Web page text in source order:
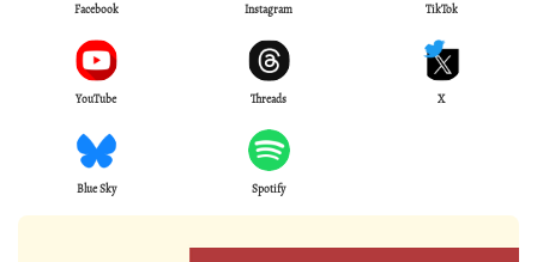
Facebook Instagram TikTok
YouTube Threads X
Blue Sky Spotify